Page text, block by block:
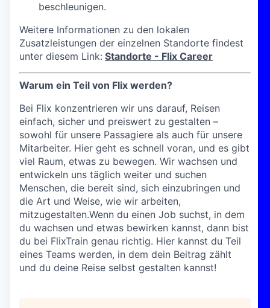
beschleunigen.
Weitere Informationen zu den lokalen
Zusatzleistungen der einzelnen Standorte findest
unter diesem Link: Standorte - Flix Career
Warum ein Teil von Flix werden?
Bei Flix konzentrieren wir uns darauf, Reisen
einfach, sicher und preiswert zu gestalten –
sowohl für unsere Passagiere als auch für unsere
Mitarbeiter. Hier geht es schnell voran, und es gibt
viel Raum, etwas zu bewegen. Wir wachsen und
entwickeln uns täglich weiter und suchen
Menschen, die bereit sind, sich einzubringen und
die Art und Weise, wie wir arbeiten,
mitzugestalten.Wenn du einen Job suchst, in dem
du wachsen und etwas bewirken kannst, dann bist
du bei FlixTrain genau richtig. Hier kannst du Teil
eines Teams werden, in dem dein Beitrag zählt
und du deine Reise selbst gestalten kannst!